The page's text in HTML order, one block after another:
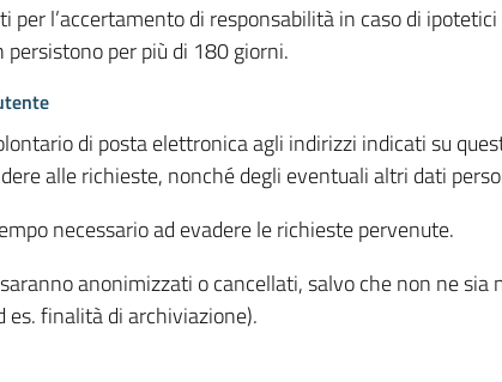
per l’accertamento di responsabilità in caso di
per più di 180 giorni.
di posta elettronica agli indirizzi indicati su
alle richieste, nonché degli eventuali altri dati
necessario ad evadere le richieste pervenute.
anonimizzati o cancellati, salvo che non ne
es. finalità di archiviazione).